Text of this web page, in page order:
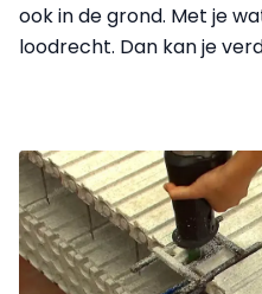
ook in de grond. Met je
loodrecht. Dan kan je